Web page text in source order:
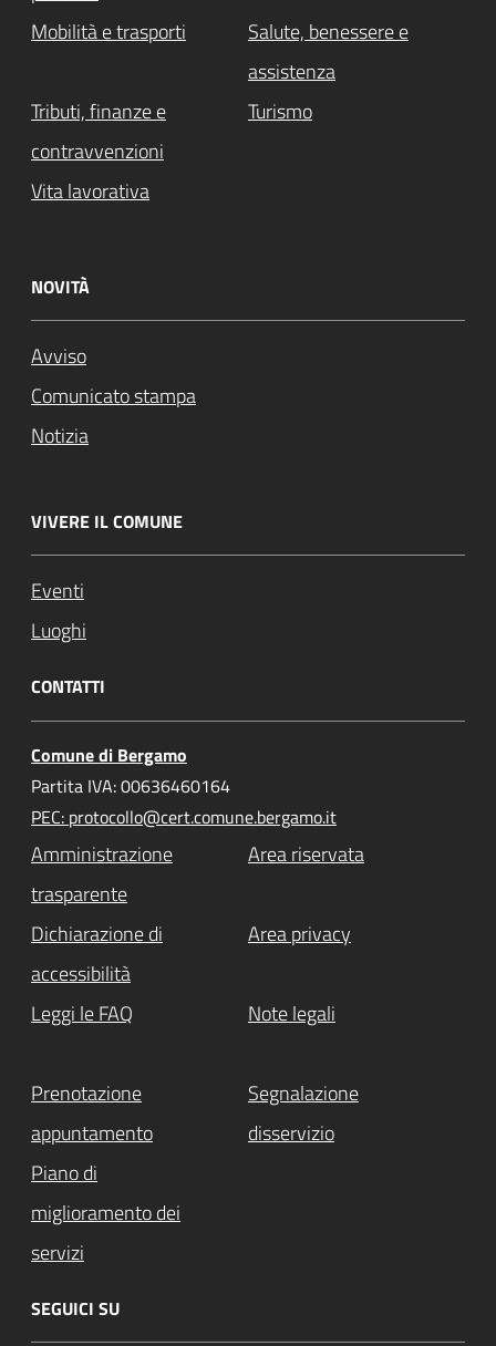
Mobilità e trasporti
Salute, benessere e
assistenza
Tributi, finanze e
contravvenzioni
Turismo
Vita lavorativa
NOVITÀ
Avviso
Comunicato stampa
Notizia
VIVERE IL COMUNE
Eventi
Luoghi
CONTATTI
Comune di Bergamo
Partita IVA: 00636460164
PEC: protocollo@cert.comune.bergamo.it
Amministrazione
trasparente
Area riservata
Dichiarazione di
accessibilità
Area privacy
Leggi le FAQ Note legali
Prenotazione
appuntamento
Segnalazione
disservizio
Piano di
miglioramento dei
servizi
SEGUICI SU